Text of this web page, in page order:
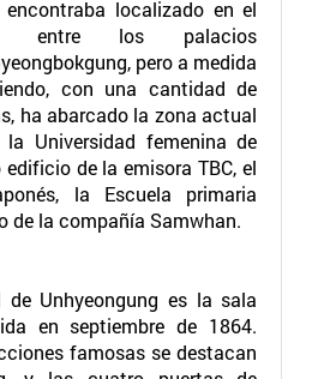
localizado en el
entre los palacios
pero a medida
con una cantidad de
ha abarcado la zona actual
Universidad femenina de
de la emisora TBC, el
la Escuela primaria
de la compañía Samwhan.
Unhyeongung es la sala
en septiembre de 1864.
famosas se destacan